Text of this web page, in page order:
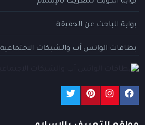
بوابة الباحث عن الحقيقة
بطاقات الواتس آب والشبكات الاجتماعية